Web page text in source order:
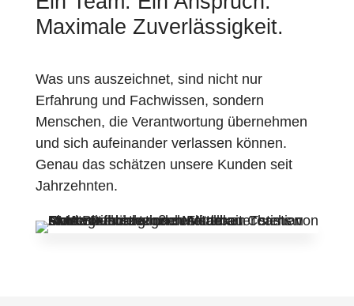
Maximale Zuverlässigkeit.
Was uns auszeichnet, sind nicht nur
Erfahrung und Fachwissen, sondern
Menschen, die Verantwortung übernehmen
und sich aufeinander verlassen können.
Genau das schätzen unsere Kunden seit
Jahrzehnten.